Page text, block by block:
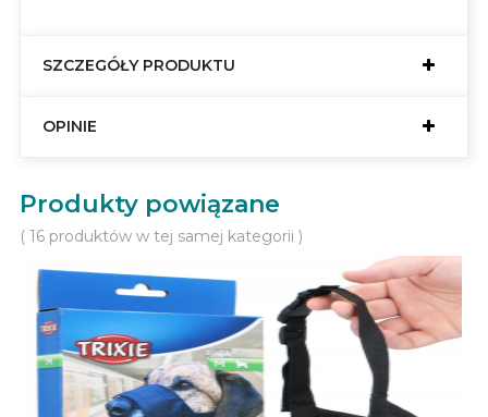
SZCZEGÓŁY PRODUKTU
OPINIE
Produkty powiązane
( 16 produktów w tej samej kategorii )